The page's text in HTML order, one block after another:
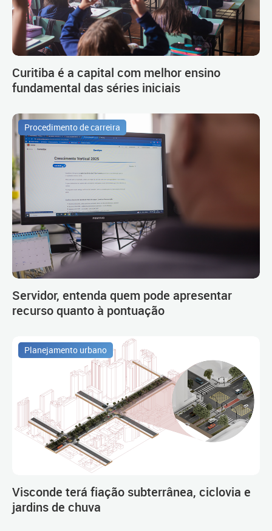
Curitiba é a capital com melhor ensino
fundamental das séries iniciais
Procedimento de carreira
Servidor, entenda quem pode apresentar
recurso quanto à pontuação
Planejamento urbano
Visconde terá fiação subterrânea, ciclovia e
jardins de chuva